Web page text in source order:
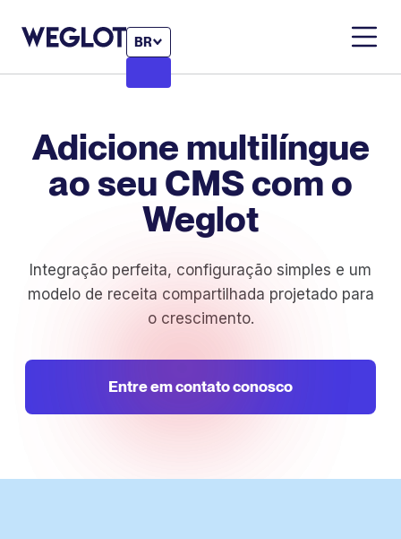
BR
Adicione multilíngue
ao seu CMS com o
Weglot
Integração perfeita, configuração simples e um
modelo de receita compartilhada projetado para
o crescimento.
Entre em contato conosco